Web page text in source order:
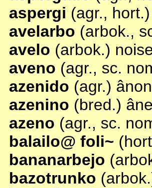
aspergi (agr.,
avelarbo (arbok.,
avelo (arbok.)
aveno (agr., sc.
azenido (agr.) ânon
azenino (bred.)
azeno (agr., sc.
balailo@ foli~
bananarbejo
bazotrunko